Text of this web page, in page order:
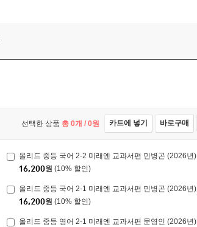
선택한 상품 총 0개 / 0원 카트에 넣기 바로구매
올리드 중등 국어 2-2 미래엔 교과서편 민병곤 (2026년)
16,200원 (10% 할인)
올리드 중등 국어 2-1 미래엔 교과서편 민병곤 (2026년)
16,200원 (10% 할인)
올리드 중등 영어 2-1 미래엔 교과서편 문영인 (2026년)